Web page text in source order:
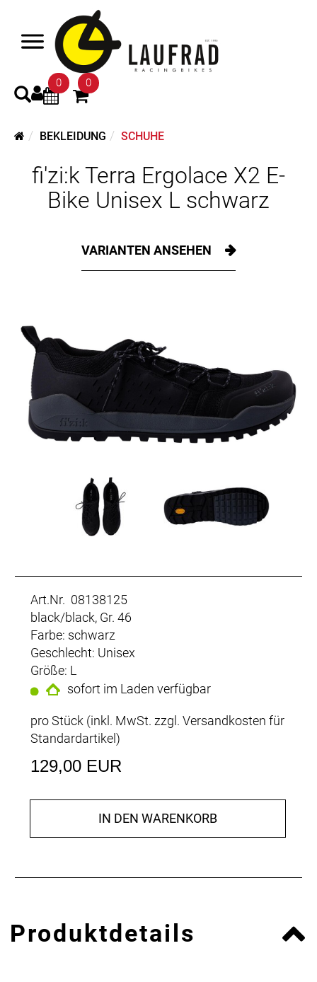
0 0
BEKLEIDUNG SCHUHE
fi'zi:k Terra Ergolace X2 E-
Bike Unisex L schwarz
VARIANTEN ANSEHEN
Art.Nr. 08138125
black/black, Gr. 46
Farbe: schwarz
Geschlecht: Unisex
Größe: L
sofort im Laden verfügbar
pro Stück (inkl. MwSt. zzgl. Versandkosten für
Standardartikel)
129,00 EUR
IN DEN WARENKORB
Produktdetails